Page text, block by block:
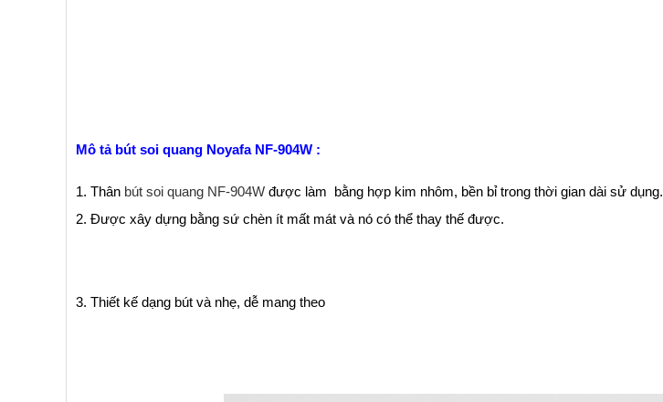
Mô tả bút soi quang Noyafa NF-904W :
1. Thân bút soi quang NF-904W được làm bằng hợp kim nhôm, bền bỉ trong thời gian dài sử dụng.
2. Được xây dựng bằng sứ chèn ít mất mát và nó có thể thay thế được.
3. Thiết kế dạng bút và nhẹ, dễ mang theo